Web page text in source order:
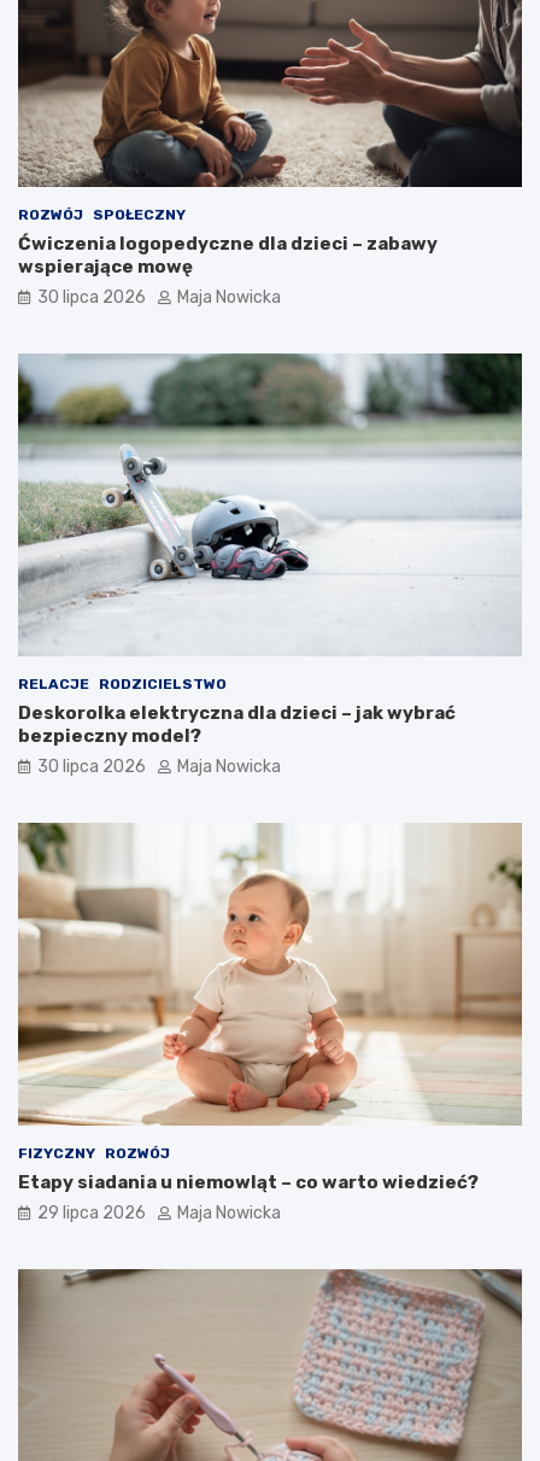
ROZWÓJ SPOŁECZNY
Ćwiczenia logopedyczne dla dzieci – zabawy
wspierające mowę
30 lipca 2026 Maja Nowicka
RELACJE RODZICIELSTWO
Deskorolka elektryczna dla dzieci – jak wybrać
bezpieczny model?
30 lipca 2026 Maja Nowicka
FIZYCZNY ROZWÓJ
Etapy siadania u niemowląt – co warto wiedzieć?
29 lipca 2026 Maja Nowicka